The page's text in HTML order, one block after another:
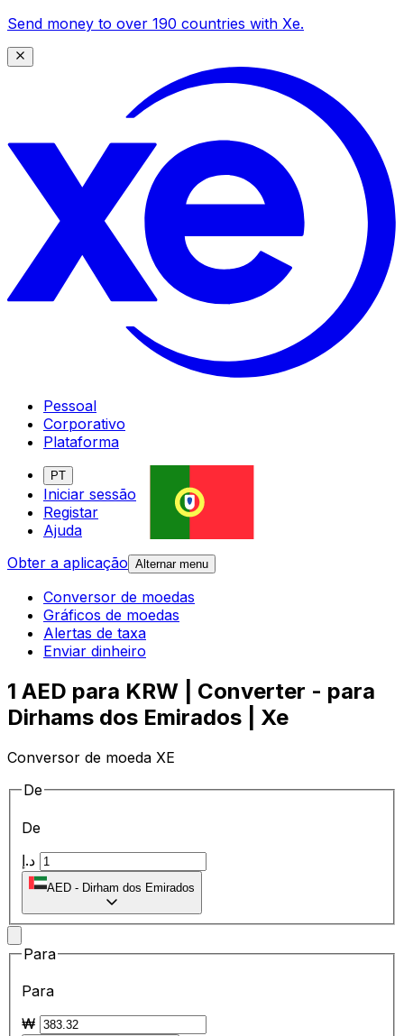
Send money to over 190 countries with Xe.
Pessoal
Corporativo
Plataforma
PT
Iniciar sessão
Registar
Ajuda
Obter a aplicação Alternar menu
Conversor de moedas
Gráficos de moedas
Alertas de taxa
Enviar dinheiro
1 AED para KRW | Converter - para
Dirhams dos Emirados | Xe
Conversor de moeda XE
De
De
AED - Dirham dos Emirados
Para
Para
₩